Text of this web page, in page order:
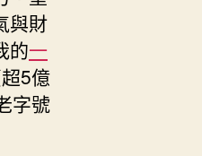
與財
的一
5億
字號